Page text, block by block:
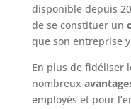
disponible depuis
de se constituer un
que son entreprise
En plus de fidéliser
nombreux
employés et pour